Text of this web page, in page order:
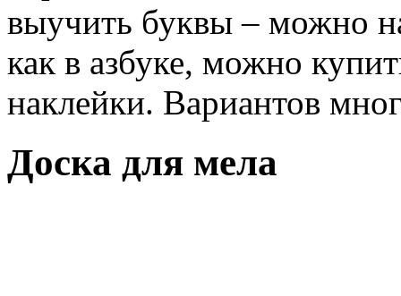
выучить буквы – можно
как в азбуке, можно
наклейки. Вариантов
Доска для мела